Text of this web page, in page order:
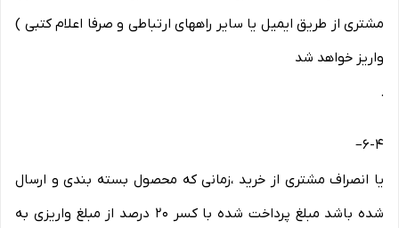
مشتری از طریق ایمیل یا سایر راههای ارتباطی و صرفا اعلام کتبی )
واریز خواهد شد
.
6-۴–
یا انصراف مشتری از خرید ،زمانی که محصول بسته بندی و ارسال
شده باشد مبلغ پرداخت شده با کسر ۲۰ درصد از مبلغ واریزی به